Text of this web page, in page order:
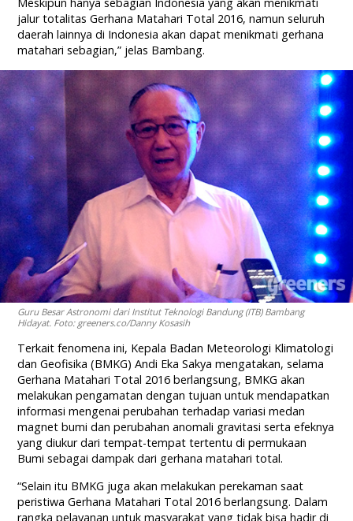
jalur totalitas Gerhana Matahari Total 2016, namun seluruh
daerah lainnya di Indonesia akan dapat menikmati gerhana
matahari sebagian,” jelas Bambang.
Guru Besar Astronomi dari Institut Teknologi Bandung (ITB) Bambang
Hidayat. Foto: greeners.co/Danny Kosasih
Terkait fenomena ini, Kepala Badan Meteorologi Klimatologi
dan Geofisika (BMKG) Andi Eka Sakya mengatakan, selama
Gerhana Matahari Total 2016 berlangsung, BMKG akan
melakukan pengamatan dengan tujuan untuk mendapatkan
informasi mengenai perubahan terhadap variasi medan
magnet bumi dan perubahan anomali gravitasi serta efeknya
yang diukur dari tempat-tempat tertentu di permukaan
Bumi sebagai dampak dari gerhana matahari total.
“Selain itu BMKG juga akan melakukan perekaman saat
peristiwa Gerhana Matahari Total 2016 berlangsung. Dalam
rangka pelayanan untuk masyarakat yang tidak bisa hadir di